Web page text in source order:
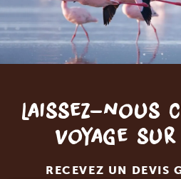
Laissez-nous
voyage
RECEVEZ UN DEVIS